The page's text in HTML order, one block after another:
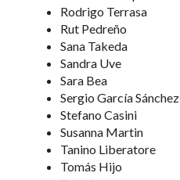
Rodrigo Terrasa
Rut Pedreño
Sana Takeda
Sandra Uve
Sara Bea
Sergio García Sánchez
Stefano Casini
Susanna Martin
Tanino Liberatore
Tomás Hijo